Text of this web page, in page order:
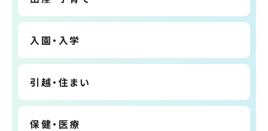
入園・入学
引越・住まい
保健・医療